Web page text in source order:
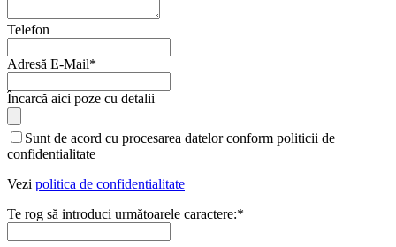
Telefon
Adresă E-Mail*
Încarcă aici poze cu detalii
Email*
Sunt de acord cu procesarea datelor conform politicii de
confidentialitate
Vezi politica de confidentialitate
Te rog să introduci următoarele caractere:*